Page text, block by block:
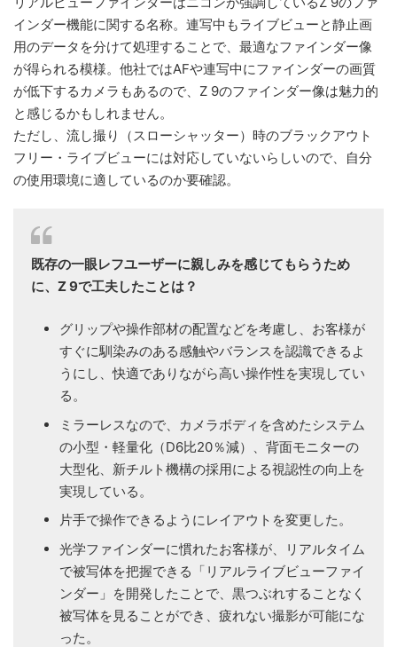
インダー機能に関する名称。連写中もライブビューと静止画
用のデータを分けて処理することで、最適なファインダー像
が得られる模様。他社ではAFや連写中にファインダーの画質
が低下するカメラもあるので、Z 9のファインダー像は魅力的
と感じるかもしれません。
ただし、流し撮り（スローシャッター）時のブラックアウト
フリー・ライブビューには対応していないらしいので、自分
の使用環境に適しているのか要確認。
既存の一眼レフユーザーに親しみを感じてもらうため
に、Z 9で工夫したことは？
グリップや操作部材の配置などを考慮し、お客様が
すぐに馴染みのある感触やバランスを認識できるよ
うにし、快適でありながら高い操作性を実現してい
る。
ミラーレスなので、カメラボディを含めたシステム
の小型・軽量化（D6比20％減）、背面モニターの
大型化、新チルト機構の採用による視認性の向上を
実現している。
片手で操作できるようにレイアウトを変更した。
光学ファインダーに慣れたお客様が、リアルタイム
で被写体を把握できる「リアルライブビューファイ
ンダー」を開発したことで、黒つぶれすることなく
被写体を見ることができ、疲れない撮影が可能にな
った。